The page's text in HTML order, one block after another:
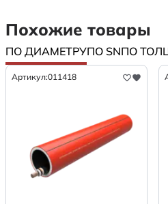
Похожие товары
ПО ДИАМЕТРУПО SNПО
Артикул:011418